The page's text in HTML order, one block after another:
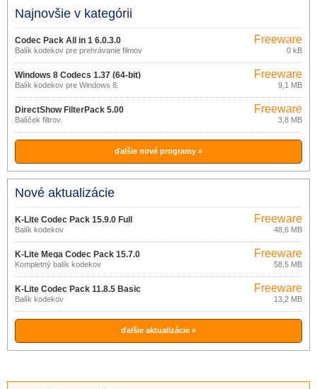
Najnovšie v kategórii
Codec Pack All in 1 6.0.3.0
Balík kodekov pre prehrávanie filmov
Freeware
0 kB
Windows 8 Codecs 1.37 (64-bit)
Balík kodekov pre Windows 8.
Freeware
9,1 MB
DirectShow FilterPack 5.00
Balíček filtrov.
Freeware
3,8 MB
ďalšie nové programy »
Nové aktualizácie
K-Lite Codec Pack 15.9.0 Full
Balík kodekov
Freeware
48,6 MB
K-Lite Mega Codec Pack 15.7.0
Kompletný balík kodekov
Freeware
58,5 MB
K-Lite Codec Pack 11.8.5 Basic
Balík kodekov
Freeware
13,2 MB
ďalšie aktualizácie »